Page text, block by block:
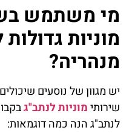
מי משתמש
מוניות
מנהריה?
יש מגוון של נוסעים
שירותימוניות לנתב"ג
לנתב"ג הנה כמה דוגמאות: